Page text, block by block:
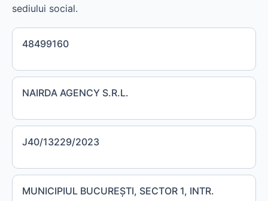
sediului social.
48499160
NAIRDA AGENCY S.R.L.
J40/13229/2023
MUNICIPIUL BUCUREŞTI, SECTOR 1, INTR.